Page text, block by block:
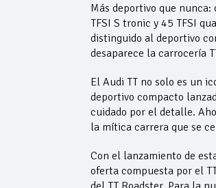
Más deportivo que nunca:
TFSI S tronic y 45 TFSI
distinguido al deportivo
desaparece la carrocería
El Audi TT no solo es un
deportivo compacto
cuidado por el detalle.
la mítica carrera que se
Con el lanzamiento de
oferta compuesta por el